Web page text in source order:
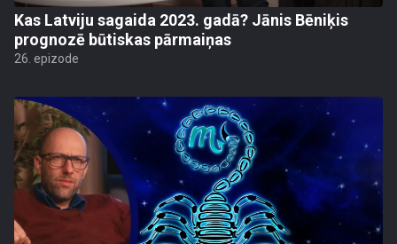
Kas Latviju sagaida 2023. gadā? Jānis Bēniķis
prognozē būtiskas pārmaiņas
26. epizode